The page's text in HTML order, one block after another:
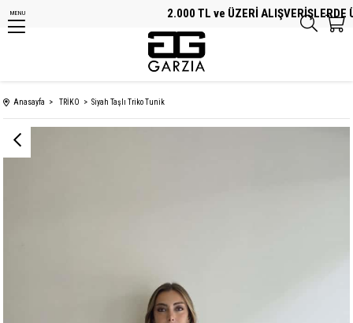
2.000 TL ve ÜZERİ ALIŞVERİŞLERDE
MENU
Anasayfa TRİKO Siyah Taşlı Triko Tunik